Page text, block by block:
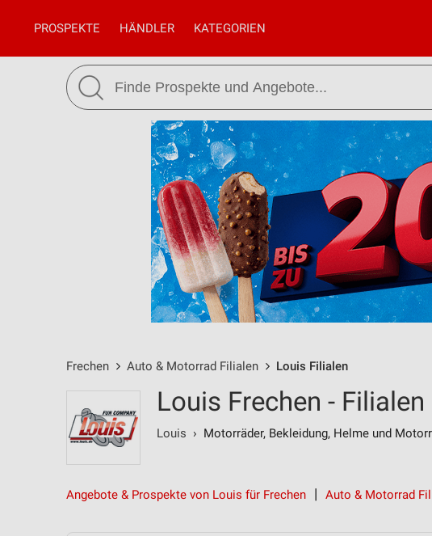
PROSPEKTE HÄNDLER KATEGORIEN
Frechen Auto & Motorrad Filialen Louis Filialen
Louis Frechen -
Louis › Motorräder, Bekleidung, Helme und
Angebote & Prospekte von Louis für Frechen Auto & Motorrad